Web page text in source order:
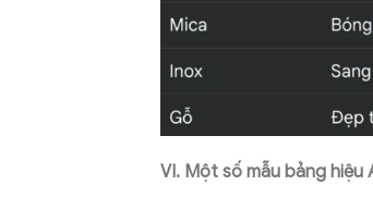
VI. Một số mẫu bảng hiệu